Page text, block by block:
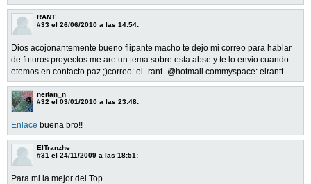
RANT
#33 el 26/06/2010 a las 14:54:
Dios acojonantemente bueno flipante macho te dejo mi correo para hablar
de futuros proyectos me are un tema sobre esta abse y te lo envio cuando
etemos en contacto paz ;)correo: el_rant_@hotmail.commyspace: elrantt
neitan_n
#32 el 03/01/2010 a las 23:48:
Enlace buena bro!!
ElTranzhe
#31 el 24/11/2009 a las 18:51:
Para mi la mejor del Top..